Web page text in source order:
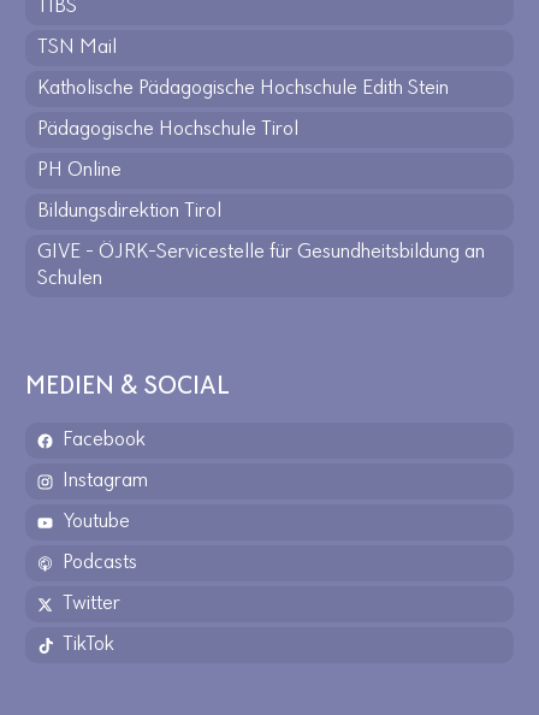
TIBS
TSN Mail
Katholische Pädagogische Hochschule Edith Stein
Pädagogische Hochschule Tirol
PH Online
Bildungsdirektion Tirol
GIVE - ÖJRK-Servicestelle für Gesundheitsbildung an
Schulen
MEDIEN & SOCIAL
Facebook
Instagram
Youtube
Podcasts
Twitter
TikTok